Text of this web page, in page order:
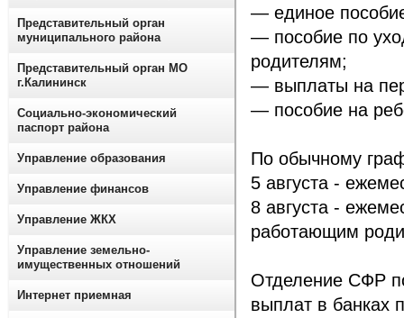
— единое
— пособие по
родителям;
— выплаты на
— пособие на
По обычному
5 августа -
8 августа -
работающим
Отделение СФР
выплат в банках
Представительный орган
муниципального района
Представительный орган МО
г.Калининск
Социально-экономический
паспорт района
Управление образования
Управление финансов
Управление ЖКХ
Управление земельно-
имущественных отношений
Интернет приемная